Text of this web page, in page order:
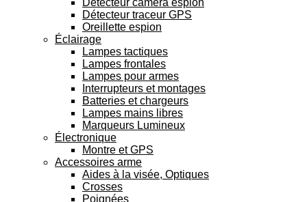
Détecteur caméra espion
Détecteur traceur GPS
Oreillette espion
Éclairage
Lampes tactiques
Lampes frontales
Lampes pour armes
Interrupteurs et montages
Batteries et chargeurs
Lampes mains libres
Marqueurs Lumineux
Électronique
Montre et GPS
Accessoires arme
Aides à la visée, Optiques
Crosses
Poignées